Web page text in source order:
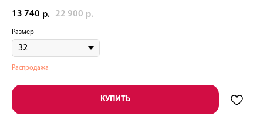
13 740 р. 22 900 р.
Размер
Распродажа
КУПИТЬ